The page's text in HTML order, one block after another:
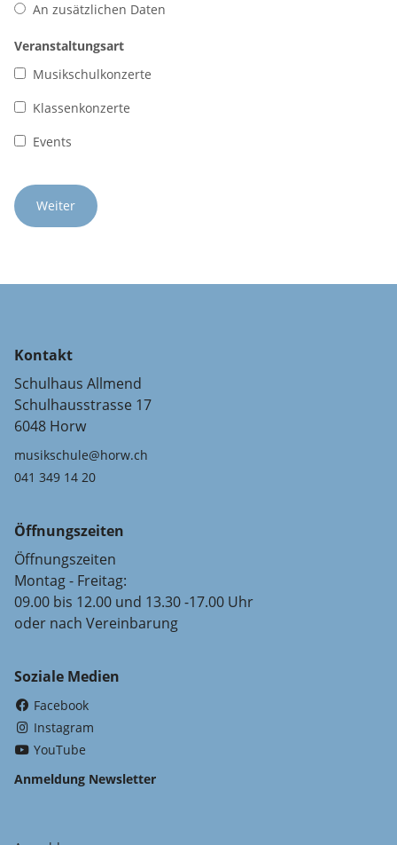
An zusätzlichen Daten
Veranstaltungsart
Musikschulkonzerte
Klassenkonzerte
Events
Kontakt
Schulhaus Allmend
Schulhausstrasse 17
6048 Horw
musikschule@horw.ch
041 349 14 20
Öffnungszeiten
Öffnungszeiten
Montag - Freitag:
09.00 bis 12.00 und 13.30 -17.00 Uhr
oder nach Vereinbarung
Soziale Medien
Facebook
Instagram
YouTube
Anmeldung Newsletter